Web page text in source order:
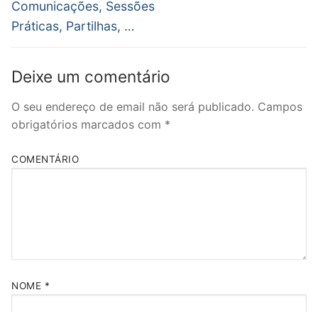
artigos
post:
Comunicações, Sessões
Práticas, Partilhas, …
Deixe um comentário
O seu endereço de email não será publicado. Campos
obrigatórios marcados com *
COMENTÁRIO
NOME *